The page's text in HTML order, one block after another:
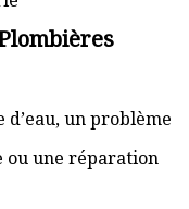
un problème
ou une réparation